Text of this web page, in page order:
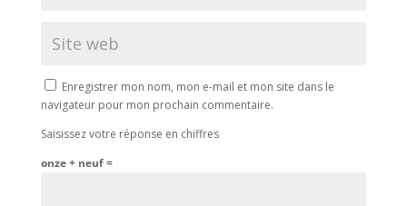
Enregistrer mon nom, mon e-mail et mon site dans le
navigateur pour mon prochain commentaire.
Saisissez votre réponse en chiffres
onze + neuf =